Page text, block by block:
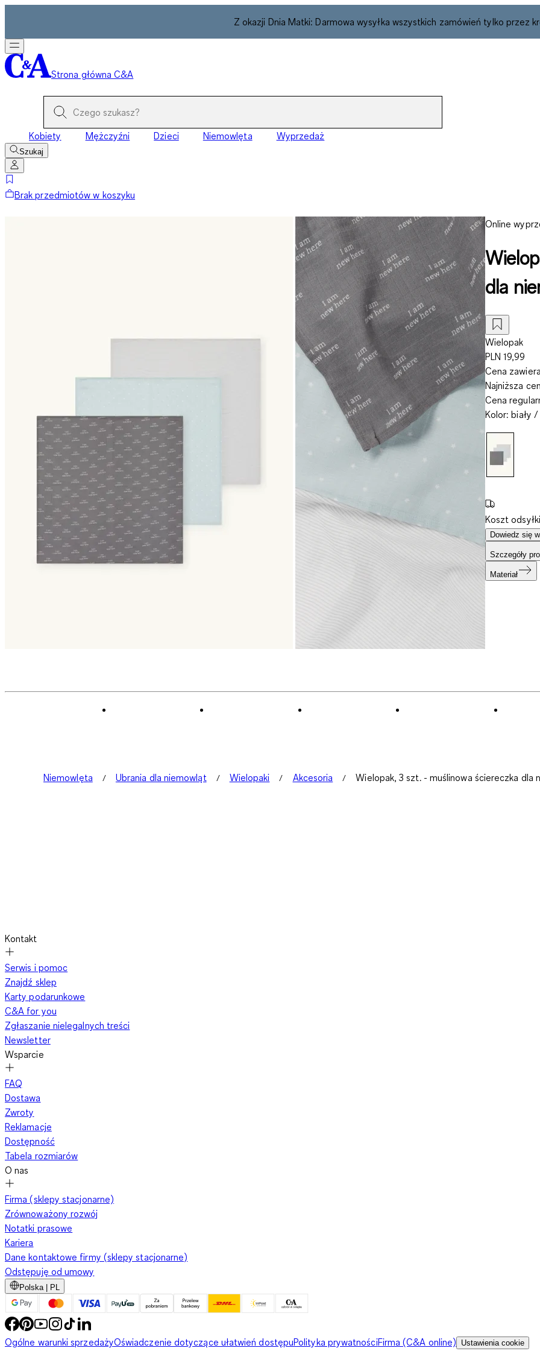
Z okazji Dnia Matki: Darmowa wysyłka wszystkich zamówień tylko przez
Strona główna C&A
Kobiety Mężczyźni Dzieci Niemowlęta Wyprzedaż
Szukaj
Brak przedmiotów w koszyku
Online
dla
Wielopak
PLN 19,99
Cena
Najniższa
Cena
Kolor: biały
Koszt
Dowiedz się
Szczegóły
Materiał
Niemowlęta Ubrania dla niemowląt Wielopaki Akcesoria Wielopak, 3 szt. - muślinowa ściereczka dla
Kontakt
Serwis i pomoc
Znajdź sklep
Karty podarunkowe
C&A for you
Zgłaszanie nielegalnych treści
Newsletter
Wsparcie
FAQ
Dostawa
Zwroty
Reklamacje
Dostępność
Tabela rozmiarów
O nas
Firma (sklepy stacjonarne)
Zrównoważony rozwój
Notatki prasowe
Kariera
Dane kontaktowe firmy (sklepy stacjonarne)
Odstępuję od umowy
Polska | PL
Ogólne warunki sprzedażyOświadczenie dotyczące ułatwień dostępuPolityka prywatnościFirma (C&A online) Ustawienia cookie